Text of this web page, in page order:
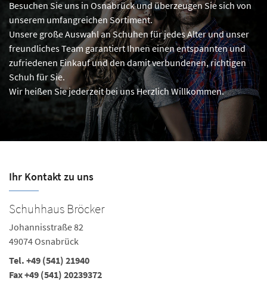
Besuchen Sie uns in Osnabrück und überzeugen Sie sich von
unserem umfangreichen Sortiment.
Unsere große Auswahl an Schuhen für jedes Alter und unser
freundliches Team garantiert Ihnen einen entspannten und
zufriedenen Einkauf und den damit verbundenen, richtigen
Schuh für Sie.
Wir heißen Sie jederzeit bei uns Herzlich Willkommen.
Ihr Kontakt zu uns
Schuhhaus Bröcker
Johannisstraße 82
49074 Osnabrück
Tel. +49 (541) 21940
Fax +49 (541) 20239372